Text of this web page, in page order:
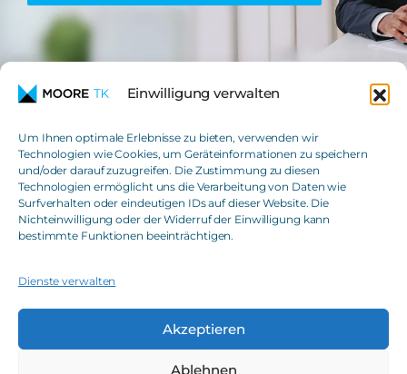
Einwilligung verwalten
Um Ihnen optimale Erlebnisse zu bieten, verwenden wir
Technologien wie Cookies, um Geräteinformationen zu speichern
und/oder darauf zuzugreifen. Die Zustimmung zu diesen
Technologien ermöglicht uns die Verarbeitung von Daten wie
Surfverhalten oder eindeutigen IDs auf dieser Website. Die
Nichteinwilligung oder der Widerruf der Einwilligung kann
bestimmte Funktionen beeinträchtigen.
Dienste verwalten
Akzeptieren
Ablehnen
Moore TK GmbH
Steuerberatungsgesellschaft
T+49(0)621 42508-0
IMPRESSUM
TRANSPARENZBERICHT